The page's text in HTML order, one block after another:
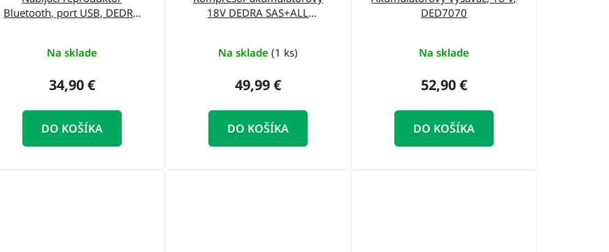
Bluetooth, port USB, DEDRA
Na sklade
34,90 €
DO KOŠÍKA
18V DEDRA SAS+ALL
Na sklade (1 ks)
49,99 €
DO KOŠÍKA
DED7070
Na sklade
52,90 €
DO KOŠÍKA